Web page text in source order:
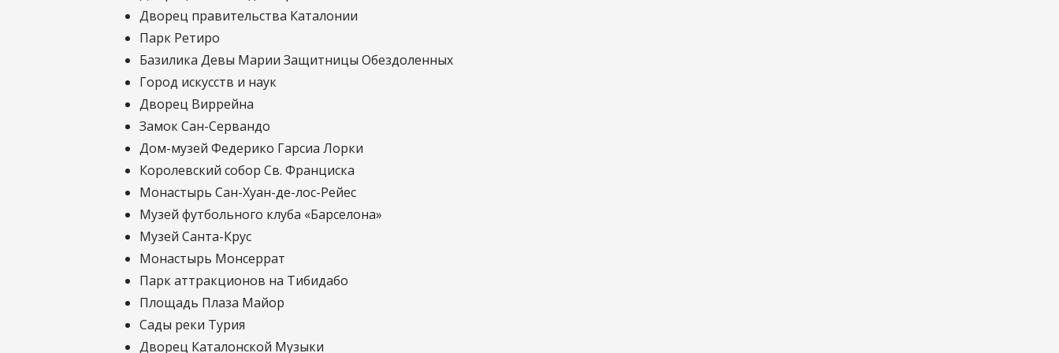
Дворец правительства Каталонии
Парк Ретиро
Базилика Девы Марии Защитницы Обездоленных
Город искусств и наук
Дворец Виррейна
Замок Сан-Сервандо
Дом-музей Федерико Гарсиа Лорки
Королевский собор Св. Франциска
Монастырь Сан-Хуан-де-лос-Рейес
Музей футбольного клуба «Барселона»
Музей Санта-Крус
Монастырь Монсеррат
Парк аттракционов на Тибидабо
Площадь Плаза Майор
Сады реки Турия
Дворец Каталонской Музыки